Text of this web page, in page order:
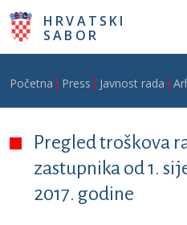
Skoči na glavni sadržaj
HRVATSKI
SABOR
Breadcrumb
Početna Press Javnost rada
Pregled troškova
zastupnika od 1.
2017. godine